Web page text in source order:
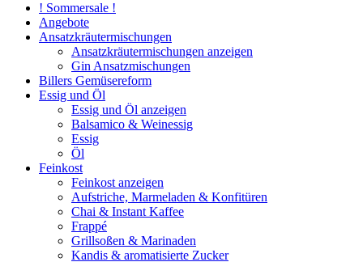
! Sommersale !
Angebote
Ansatzkräutermischungen
Ansatzkräutermischungen anzeigen
Gin Ansatzmischungen
Billers Gemüsereform
Essig und Öl
Essig und Öl anzeigen
Balsamico & Weinessig
Essig
Öl
Feinkost
Feinkost anzeigen
Aufstriche, Marmeladen & Konfitüren
Chai & Instant Kaffee
Frappé
Grillsoßen & Marinaden
Kandis & aromatisierte Zucker